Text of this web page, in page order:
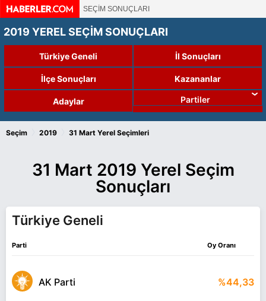
SEÇİM SONUÇLARI
2019 YEREL SEÇİM SONUÇLARI
Türkiye Geneli İl Sonuçları
İlçe Sonuçları Kazananlar
Adaylar Partiler
Seçim 2019 31 Mart Yerel Seçimleri
31 Mart 2019 Yerel Seçim
Sonuçları
Türkiye Geneli
Parti Oy Oranı
AK Parti %44,33